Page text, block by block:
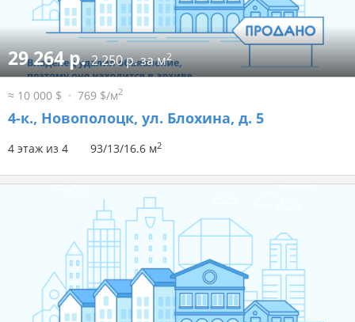
29 264 р.2 250 р. за м2
≈ 10 000 $ 769 $/м2
4-к., Новополоцк, ул. Блохина, д. 5
4 этаж из 4 93/13/16.6 м2